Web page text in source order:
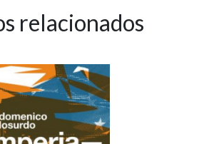
relacionados